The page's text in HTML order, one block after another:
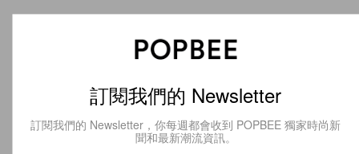
訂閱我們的 Newsletter
訂閱我們的 Newsletter，你每週都會收到 POPBEE 獨家時尚新
聞和最新潮流資訊。